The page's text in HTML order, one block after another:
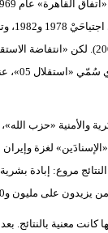
وصف «الوجود السوري بأنه ضروري ومؤقت»،
2005. أهدر
والأمنية «حزب
مواطن، وخسائر مادية فلكية.
معنية بالنتائج.